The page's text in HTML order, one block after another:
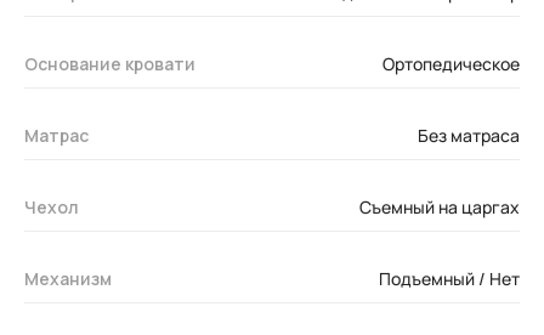
Основание кровати Ортопедическое
Матрас Без матраса
Чехол Съемный на царгах
Механизм Подъемный / Нет